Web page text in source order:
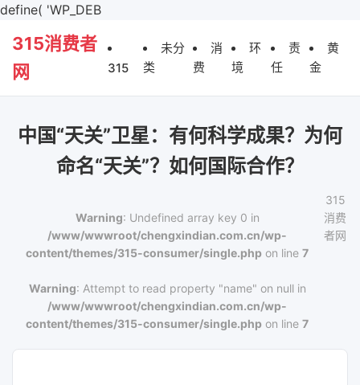
define( 'WP_DEB
315消费者
网
315
未分
类
消
费
环
境
责
任
黄
金
中国“天关”卫星：有何科学成果？为何
命名“天关”？如何国际合作？
Warning: Undefined array key 0 in
/www/wwwroot/chengxindian.com.cn/wp-
content/themes/315-consumer/single.php on line7
Warning: Attempt to read property "name" on null in
/www/wwwroot/chengxindian.com.cn/wp-
content/themes/315-consumer/single.php on line7
315
消费
者网